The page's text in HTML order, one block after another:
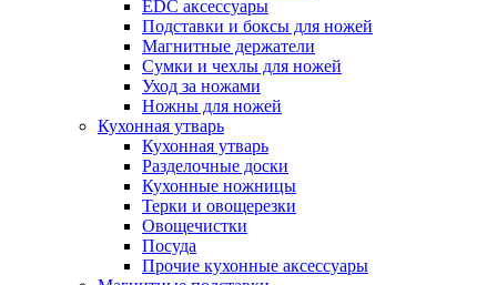
EDC аксессуары
Подставки и боксы для ножей
Магнитные держатели
Сумки и чехлы для ножей
Уход за ножами
Ножны для ножей
Кухонная утварь
Кухонная утварь
Разделочные доски
Кухонные ножницы
Терки и овощерезки
Овощечистки
Посуда
Прочие кухонные аксессуары